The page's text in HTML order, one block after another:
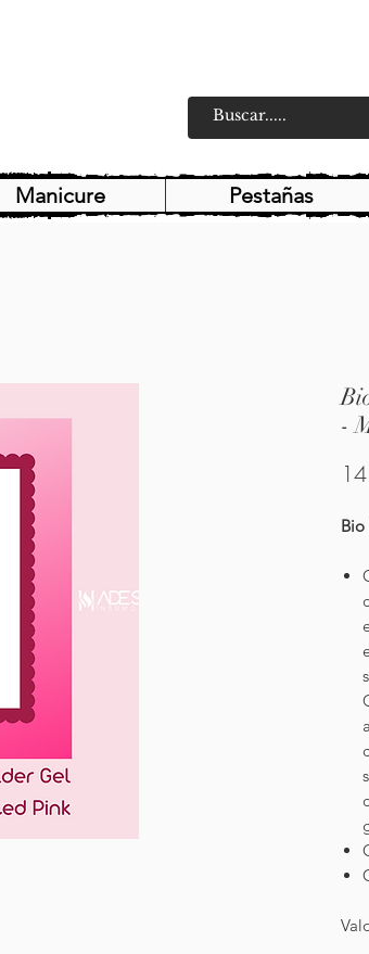
Manicure Pestañas
-
Bio